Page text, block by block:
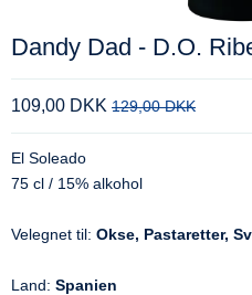
Dandy Dad - D.O.
109,00 DKK 129,00 DKK
El Soleado
75 cl / 15% alkohol
Velegnet til: Okse, Pastaretter,
Land: Spanien